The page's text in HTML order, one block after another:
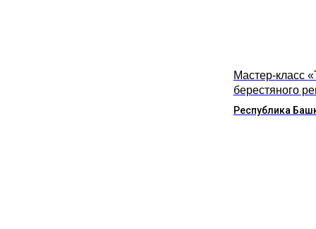
Мастер-класс
берестяного
Республика